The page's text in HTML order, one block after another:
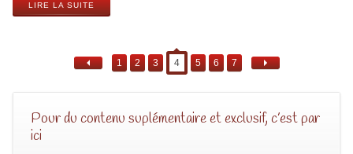
LIRE LA SUITE
1 2 3 4 5 6 7
Pour du contenu suplémentaire et exclusif, c’est par
ici